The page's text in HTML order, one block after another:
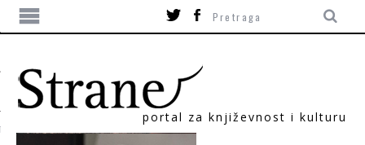
portal za književnost i kulturu